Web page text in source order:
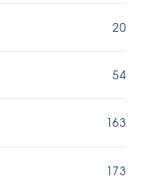
20
54
163
173